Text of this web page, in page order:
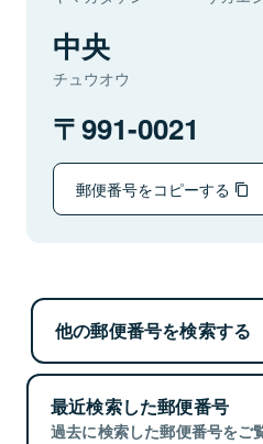
中央
チュウオウ
991-0021
郵便番号をコピーする
他の郵便番号を検索する
最近検索した郵便番号
過去に検索した郵便番号をご